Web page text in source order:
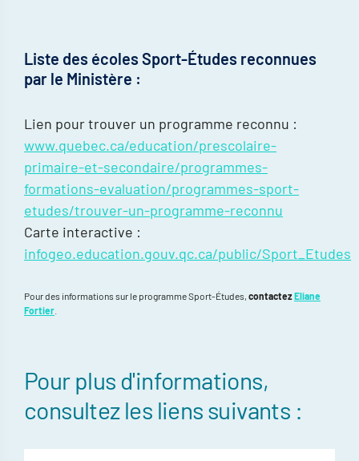
Liste des écoles Sport-Études reconnues
par le Ministère :
Lien pour trouver un programme reconnu :
www.quebec.ca/education/prescolaire-
primaire-et-secondaire/programmes-
formations-evaluation/programmes-sport-
etudes/trouver-un-programme-reconnu
Carte interactive :
infogeo.education.gouv.qc.ca/public/Sport_Etudes
Pour des informations sur le programme Sport-Études, contactezEliane
Fortier
Pour plus d'informations,
consultez les liens suivants :